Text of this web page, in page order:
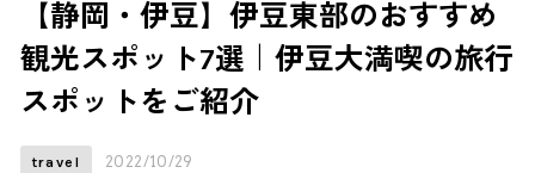
【静岡・伊豆】伊豆東部のおすすめ
観光スポット7選｜伊豆大満喫の旅行
スポットをご紹介
travel 2022/10/29